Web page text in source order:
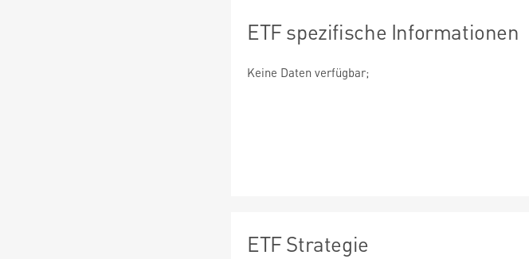
ETF spezifische Informationen
Keine Daten verfügbar;
ETF Strategie